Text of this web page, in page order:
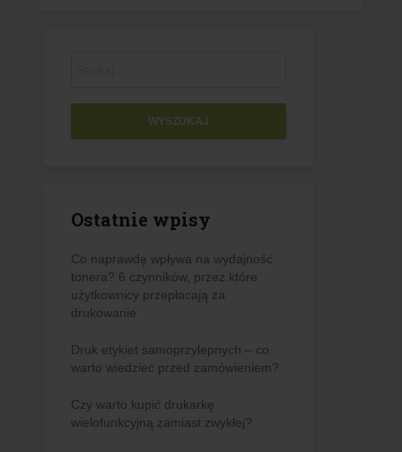
WYSZUKAJ
Ostatnie wpisy
Co naprawdę wpływa na wydajność
tonera? 6 czynników, przez które
użytkownicy przepłacają za
drukowanie
Druk etykiet samoprzylepnych – co
warto wiedzieć przed zamówieniem?
Czy warto kupić drukarkę
wielofunkcyjną zamiast zwykłej?